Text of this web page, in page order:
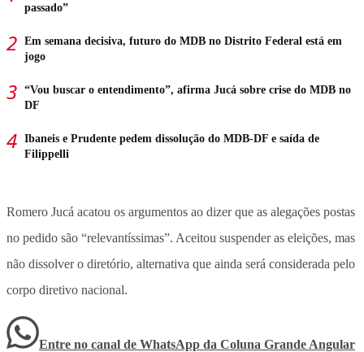
passado”
Em semana decisiva, futuro do MDB no Distrito Federal está em
jogo
“Vou buscar o entendimento”, afirma Jucá sobre crise do MDB no
DF
Ibaneis e Prudente pedem dissolução do MDB-DF e saída de
Filippelli
Romero Jucá acatou os argumentos ao dizer que as alegações postas
no pedido são “relevantíssimas”. Aceitou suspender as eleições, mas
não dissolver o diretório, alternativa que ainda será considerada pelo
corpo diretivo nacional.
Entre no canal de WhatsApp da Coluna Grande Angular